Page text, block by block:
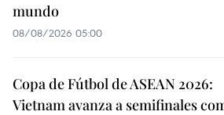
mundo
08/08/2026 05:00
Copa de Fútbol de ASEAN 2026:
Vietnam avanza a semifinales